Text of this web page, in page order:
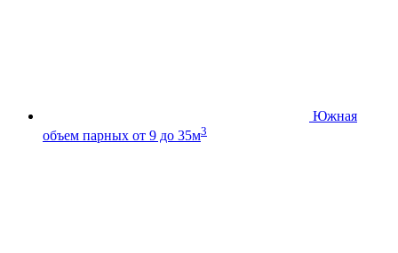
Южная
объем парных от 9 до 35м3